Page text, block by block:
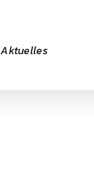
Aktuelles